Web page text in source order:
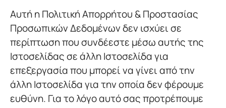
Αυτή η Πολιτική Απορρήτου & Προστασίας
Προσωπικών Δεδομένων δεν ισχύει σε
περίπτωση που συνδέεστε μέσω αυτής της
Ιστοσελίδας σε άλλη Ιστοσελίδα για
επεξεργασία που μπορεί να γίνει από την
άλλη Ιστοσελίδα για την οποία δεν φέρουμε
ευθύνη. Για το λόγο αυτό σας προτρέπουμε